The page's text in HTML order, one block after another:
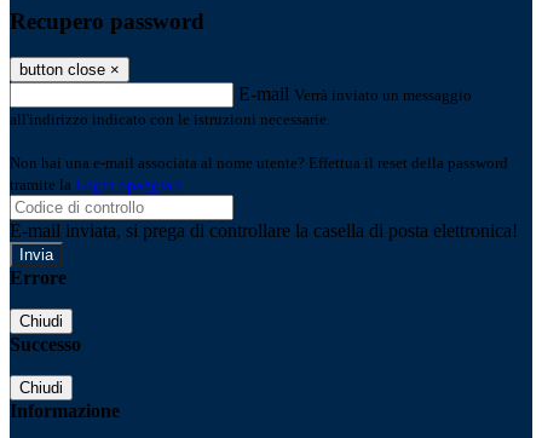
Recupero password
button close ×
E-mail Verrà inviato un messaggio
all'indirizzo indicato con le istruzioni necessarie.
Non hai una e-mail associata al nome utente? Effettua il reset della password
tramite la Login Spaggiari
E-mail inviata, si prega di controllare la casella di posta elettronica!
Errore
Chiudi
Successo
Chiudi
Informazione